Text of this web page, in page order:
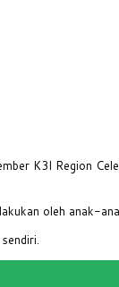
K3I Region
oleh anak-